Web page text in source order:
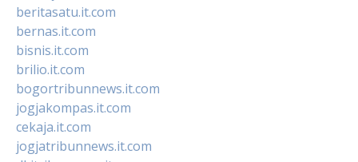
beritasatu.it.com
bernas.it.com
bisnis.it.com
brilio.it.com
bogortribunnews.it.com
jogjakompas.it.com
cekaja.it.com
jogjatribunnews.it.com